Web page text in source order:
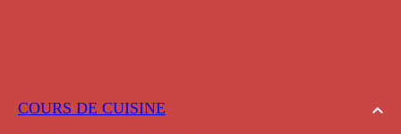
COURS DE CUISINE